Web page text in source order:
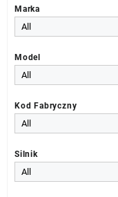
Marka
Model
Kod Fabryczny
Silnik